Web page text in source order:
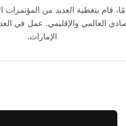
اقتصادي بخبرة 12 عامًا، قام بتغطية العديد من
العالمي والإقليمي. عمل في
الإمارات.